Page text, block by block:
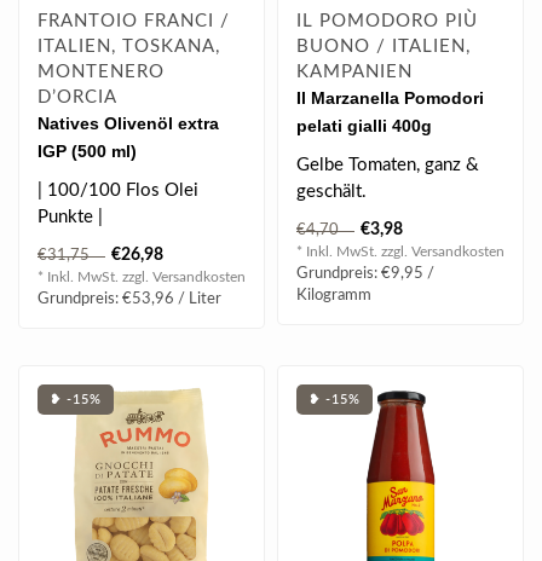
FRANTOIO FRANCI /
ITALIEN, TOSKANA,
MONTENERO
D’ORCIA
Natives Olivenöl extra
IGP (500 ml)
| 100/100 Flos Olei
Punkte |
Mittelfruchtig, Blend aus
Frantoio, Moraiolo, Le..
€31,75 €26,98
* Inkl. MwSt. zzgl. Versandkosten
Grundpreis: €53,96 / Liter
IL POMODORO PIÙ
BUONO / ITALIEN,
KAMPANIEN
Il Marzanella Pomodori
pelati gialli 400g
Gelbe Tomaten, ganz &
geschält.
€4,70 €3,98
* Inkl. MwSt. zzgl. Versandkosten
Grundpreis: €9,95 /
Kilogramm
❥ -15% ❥ -15%